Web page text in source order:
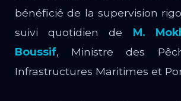
bénéficié de la supervision
suivi quotidien de M.
Boussif, Ministre des
Infrastructures Maritimes et